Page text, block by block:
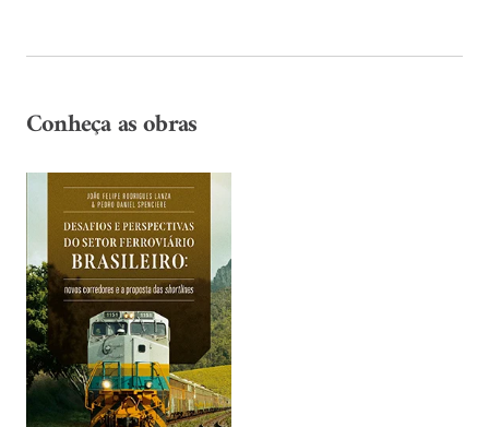
Conheça as obras